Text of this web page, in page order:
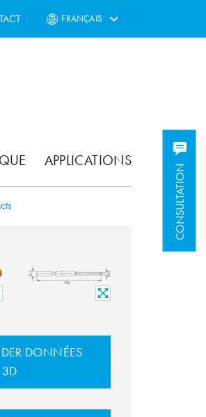
FRANÇAIS
APPLICATIONS
CONSULTATION
DONNÉES
3D